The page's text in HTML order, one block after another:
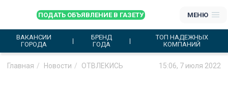
ПОДАТЬ ОБЪЯВЛЕНИЕ В ГАЗЕТУ МЕНЮ
ВАКАНСИИ
ГОРОДА
БРЕНД
ГОДА
ТОП НАДЕЖНЫХ
КОМПАНИЙ
Главная Новости ОТВЛЕКИСЬ 15:06, 7 июля 2022